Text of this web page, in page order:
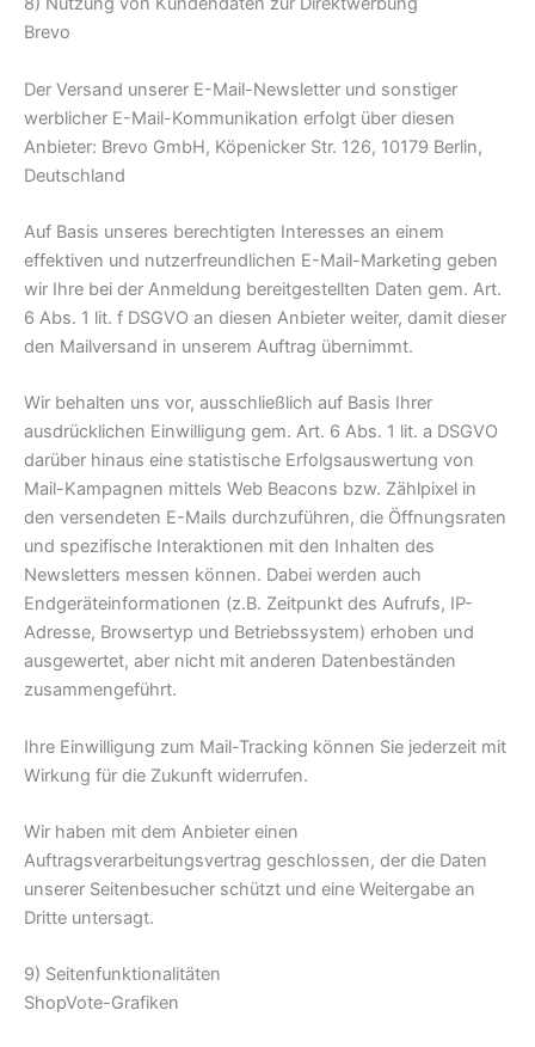
Brevo
Der Versand unserer E-Mail-Newsletter und sonstiger
werblicher E-Mail-Kommunikation erfolgt über diesen
Anbieter: Brevo GmbH, Köpenicker Str. 126, 10179 Berlin,
Deutschland
Auf Basis unseres berechtigten Interesses an einem
effektiven und nutzerfreundlichen E-Mail-Marketing geben
wir Ihre bei der Anmeldung bereitgestellten Daten gem. Art.
6 Abs. 1 lit. f DSGVO an diesen Anbieter weiter, damit dieser
den Mailversand in unserem Auftrag übernimmt.
Wir behalten uns vor, ausschließlich auf Basis Ihrer
ausdrücklichen Einwilligung gem. Art. 6 Abs. 1 lit. a DSGVO
darüber hinaus eine statistische Erfolgsauswertung von
Mail-Kampagnen mittels Web Beacons bzw. Zählpixel in
den versendeten E-Mails durchzuführen, die Öffnungsraten
und spezifische Interaktionen mit den Inhalten des
Newsletters messen können. Dabei werden auch
Endgeräteinformationen (z.B. Zeitpunkt des Aufrufs, IP-
Adresse, Browsertyp und Betriebssystem) erhoben und
ausgewertet, aber nicht mit anderen Datenbeständen
zusammengeführt.
Ihre Einwilligung zum Mail-Tracking können Sie jederzeit mit
Wirkung für die Zukunft widerrufen.
Wir haben mit dem Anbieter einen
Auftragsverarbeitungsvertrag geschlossen, der die Daten
unserer Seitenbesucher schützt und eine Weitergabe an
Dritte untersagt.
9) Seitenfunktionalitäten
ShopVote-Grafiken